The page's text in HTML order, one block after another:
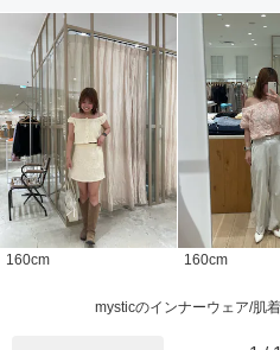
160cm 160cm
mysticのインナーウェア/肌